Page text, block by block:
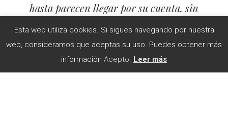
hasta parecen llegar por su cuenta, sin
necesidad de causa, errantes como
aquellos personajes que buscaban autor».
Alejandro Gándara en «La vida de H»
Esta web utiliza cookies. Si sigues navegando por nuestra
web, consideramos que aceptas su uso. Puedes obtener más
información Acepto. Leer más